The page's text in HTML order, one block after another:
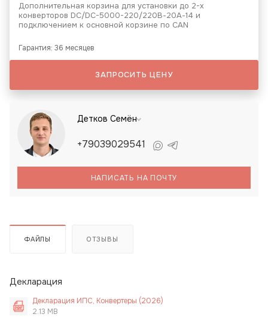
Дополнительная корзина для установки до 2-х
конверторов DC/DC-5000-220/220В-20А-14 и
подключением к основной корзине по CAN
Гарантия: 36 месяцев
ЗАПРОСИТЬ ЦЕНУ
Детков Семён
+79039029541
НАПИСАТЬ НА ПОЧТУ
ФАЙЛЫ ОТЗЫВЫ
Декларация
Декларация ИПС, Конвертеры (2026)
2.13 MB